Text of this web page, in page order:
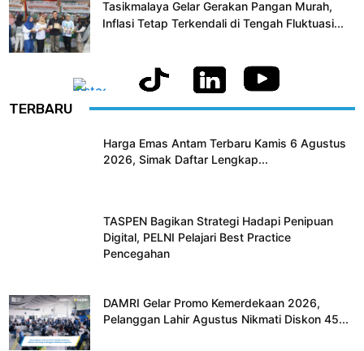
Tasikmalaya Gelar Gerakan Pangan Murah,
Inflasi Tetap Terkendali di Tengah Fluktuasi...
TERBARU
Harga Emas Antam Terbaru Kamis 6 Agustus
2026, Simak Daftar Lengkap...
TASPEN Bagikan Strategi Hadapi Penipuan
Digital, PELNI Pelajari Best Practice
Pencegahan
DAMRI Gelar Promo Kemerdekaan 2026,
Pelanggan Lahir Agustus Nikmati Diskon 45...